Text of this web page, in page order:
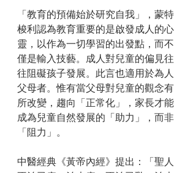
「教育的預備始於研究自我」，蒙特
梭利認為教育重要的是啟發成人的心
靈，以作為一切學習的出發點，而不
僅是輸入技藝。成人對兒童的偏見往
往阻礙孩子發展。此言也適用於為人
父母者。惟有當父母對兒童的觀念有
所改變，趨向「正常化」，家長才能
成為兒童自然發展的「助力」，而非
「阻力」。
中醫經典《黃帝內經》提出：「聖人